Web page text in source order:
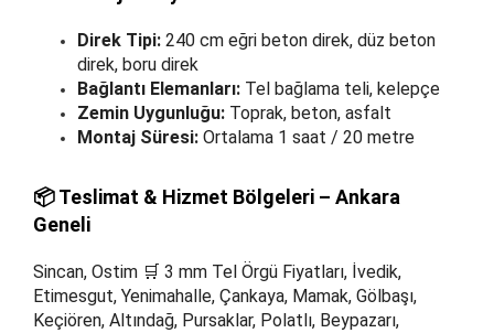
Direk Tipi: 240 cm eğri beton direk, düz beton
direk, boru direk
Bağlantı Elemanları: Tel bağlama teli, kelepçe
Zemin Uygunluğu: Toprak, beton, asfalt
Montaj Süresi: Ortalama 1 saat / 20 metre
📦 Teslimat & Hizmet Bölgeleri – Ankara
Geneli
Sincan, Ostim 🛒 3 mm Tel Örgü Fiyatları, İvedik,
Etimesgut, Yenimahalle, Çankaya, Mamak, Gölbaşı,
Keçiören, Altındağ, Pursaklar, Polatlı, Beypazarı,